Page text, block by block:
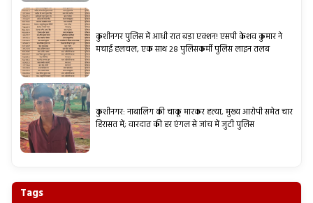
कुशीनगर पुलिस में आधी रात बड़ा एक्शन! एसपी केशव कुमार ने
मचाई हलचल, एक साथ 28 पुलिसकर्मी पुलिस लाइन तलब
कुशीनगर: नाबालिग की चाकू मारकर हत्या, मुख्य आरोपी समेत चार
हिरासत में; वारदात की हर एंगल से जांच में जुटी पुलिस
Tags